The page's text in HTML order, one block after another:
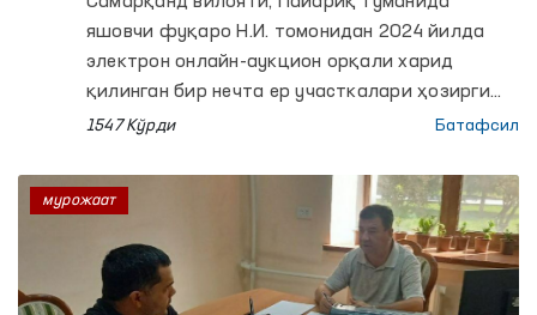
яшовчи фуқаро Н.И. томонидан 2024 йилда
электрон онлайн-аукцион орқали харид
қилинган бир нечта ер участкалари ҳозирги
кунга қадар унинг номига
Республикаси Олий Мажлисининг Инсон
ҳуқуқлари бўйича вакили (Омбудсман)га
мурожаат қилди.
1547 Кўрди Батафсил
мурожаат